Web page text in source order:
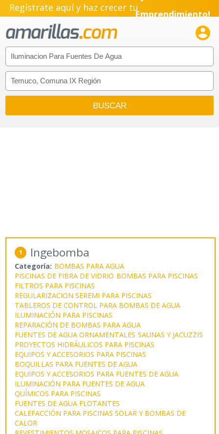
Regístrate aquí y haz crecer tuEmprendimiento!

1 Ingebomba
Categoría: BOMBAS PARA AGUA
PISCINAS DE FIBRA DE VIDRIO BOMBAS PARA PISCINAS
FILTROS PARA PISCINAS
REGULARIZACION SEREMI PARA PISCINAS
TABLEROS DE CONTROL PARA BOMBAS DE AGUA
ILUMINACIÓN PARA PISCINAS
REPARACIÓN DE BOMBAS PARA AGUA
FUENTES DE AGUA ORNAMENTALES SAUNAS Y JACUZZIS
PROYECTOS HIDRÁULICOS PARA PISCINAS
EQUIPOS Y ACCESORIOS PARA PISCINAS
BOQUILLAS PARA FUENTES DE AGUA
EQUIPOS Y ACCESORIOS PARA FUENTES DE AGUA
ILUMINACIÓN PARA FUENTES DE AGUA
QUÍMICOS PARA PISCINAS
FUENTES DE AGUA FLOTANTES
CALEFACCIÓN PARA PISCINAS SOLAR Y BOMBAS DE
CALOR